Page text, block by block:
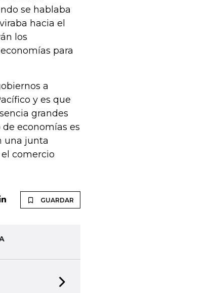
se hablaba
hacia el
los
para
a
y es que
grandes
economías es
una junta
comercio
GUARDAR